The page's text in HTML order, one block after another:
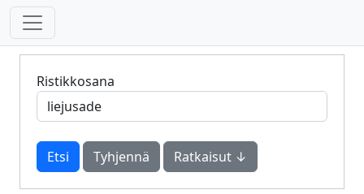
Ristikkosana
Tyhjennä Ratkaisut ↓